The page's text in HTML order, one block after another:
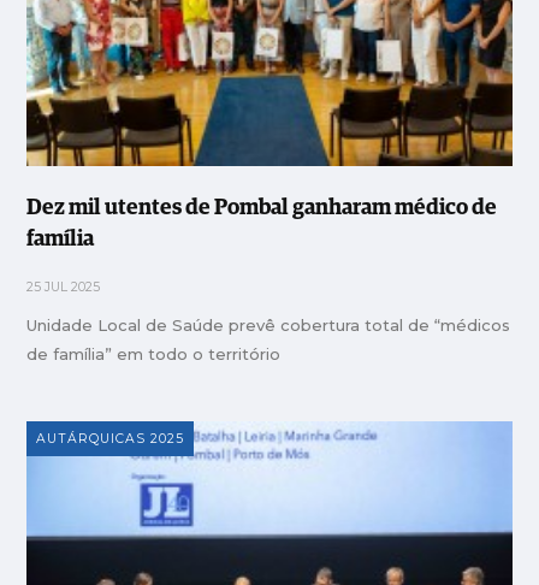
Dez mil utentes de Pombal ganharam médico de
família
25 JUL 2025
Unidade Local de Saúde prevê cobertura total de “médicos
de família” em todo o território
AUTÁRQUICAS 2025